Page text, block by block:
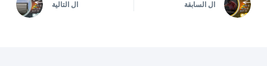
ال السابقة ال التالية